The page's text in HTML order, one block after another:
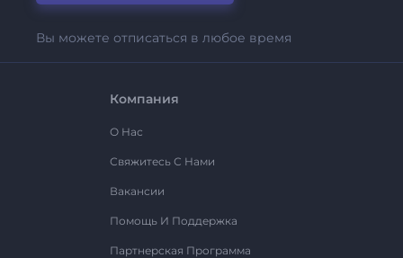
Вы можете отписаться в любое время
Компания
О Нас
Свяжитесь С Нами
Вакансии
Помощь И Поддержка
Партнерская Программа